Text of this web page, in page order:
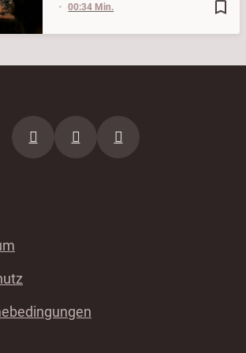
bookmark_border
00:34 Min.